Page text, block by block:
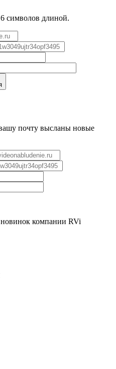
символов длиной.
почту высланы новые
компании RVi